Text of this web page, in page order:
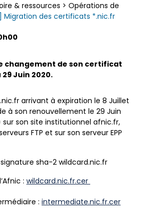
& ressources > Opérations de
Migration des certificats *.nic.fr
changement de son certificat
Juin 2020.
arrivant à expiration le 8 Juillet
à son renouvellement le 29 Juin
sur son site institutionnel afnic.fr,
FTP et sur son serveur EPP
signature sha-2 wildcard.nic.fr
: wildcard.nic.fr.cer
: intermediate.nic.fr.cer